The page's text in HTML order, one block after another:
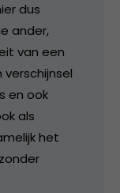
dus
ander,
van een
verschijnsel
en ook
als
het